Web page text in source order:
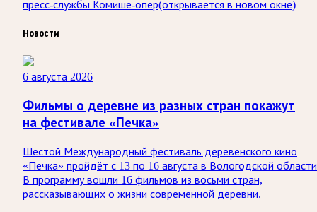
пресс-службы Комише-опер(открывается в новом окне)
Новости
6 августа 2026
Фильмы о деревне из разных стран покажут
на фестивале «Печка»
Шестой Международный фестиваль деревенского кино
«Печка» пройдёт с 13 по 16 августа в Вологодской
В программу вошли 16 фильмов из восьми стран,
рассказывающих о жизни современной деревни.